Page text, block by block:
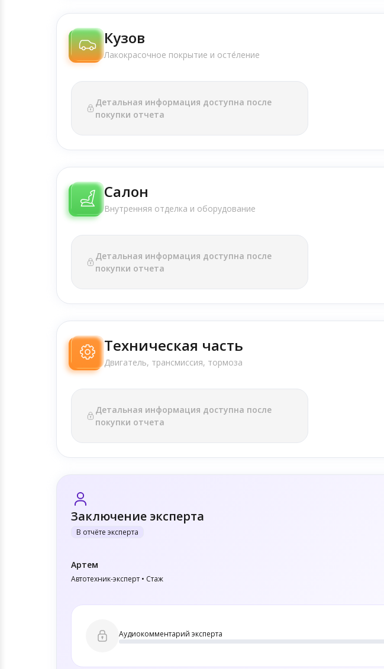
Кузов
Лакокрасочное покрытие и осте́ление
Детальная информация доступна после
покупки отчета
Салон
Внутренняя отделка и оборудование
Детальная информация доступна после
покупки отчета
Техническая часть
Двигатель, трансмиссия, тормоза
Детальная информация доступна после
покупки отчета
Заключение эксперта
В отчёте эксперта
Артем
Автотехник-эксперт • Стаж
Аудиокомментарий эксперта